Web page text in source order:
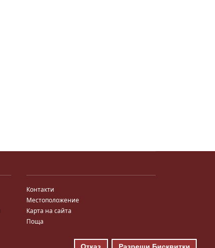
Контакти
Местоположение
Карта на сайта
Поща